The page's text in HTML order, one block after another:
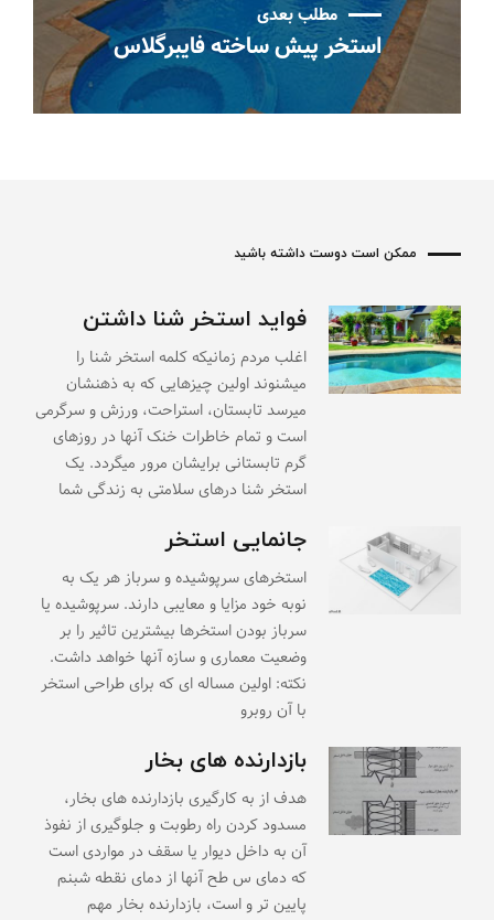
مطلب بعدی
استخر پیش ساخته فایبرگلاس
ممکن است دوست داشته باشید
فواید استخر شنا داشتن
اغلب مردم زمانیکه کلمه استخر شنا را
میشنوند اولین چیزهایی که به ذهنشان
میرسد تابستان، استراحت، ورزش و سرگرمی
است و تمام خاطرات خنک آنها در روزهای
گرم تابستانی برایشان مرور میگردد. یک
استخر شنا درهای سلامتی به زندگی شما
جانمایی استخر
استخرهای سرپوشیده و سرباز هر یک به
نوبه خود مزایا و معایبی دارند. سرپوشیده یا
سرباز بودن استخرها بیشترین تاثیر را بر
وضعیت معماری و سازه آنها خواهد داشت.
نکته: اولین مساله ای که برای طراحی استخر
با آن روبرو
بازدارنده های بخار
هدف از به کارگیری بازدارنده های بخار،
مسدود کردن راه رطوبت و جلوگیری از نفوذ
آن به داخل دیوار یا سقف در مواردی است
که دمای س طح آنها از دمای نقطه شبنم
پایین تر و است، بازدارنده بخار مهم